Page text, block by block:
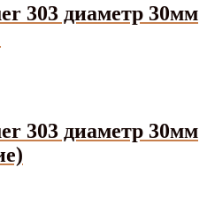
303 диаметр 30мм
303 диаметр 30мм